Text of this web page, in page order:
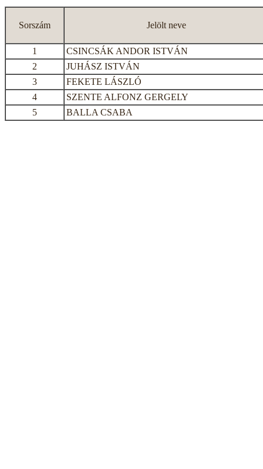
Sorszám Jelölt neve
1
CSINCSÁK ANDOR ISTVÁN
2
JUHÁSZ ISTVÁN
3
FEKETE LÁSZLÓ
4
SZENTE ALFONZ GERGELY
5
BALLA CSABA